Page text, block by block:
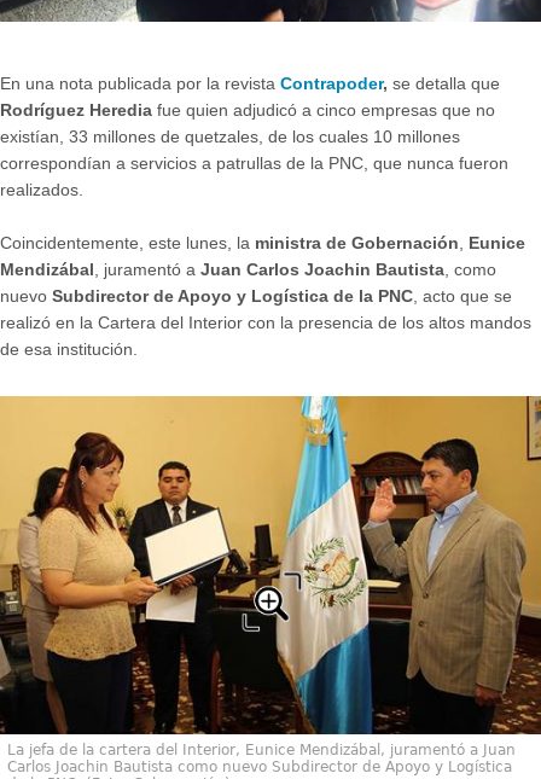
En una nota publicada por la revista Contrapoder, se detalla que
Rodríguez Heredia fue quien adjudicó a cinco empresas que no
existían, 33 millones de quetzales, de los cuales 10 millones
correspondían a servicios a patrullas de la PNC, que nunca fueron
realizados.
Coincidentemente, este lunes, la ministra de Gobernación
Eunice
Mendizábal , juramentó a Juan Carlos Joachin Bautista , como
nuevo Subdirector de Apoyo y Logística de la PNC , acto que se
realizó en la Cartera del Interior con la presencia de los altos mandos
de esa institución.
La jefa de la cartera del Interior, Eunice Mendizábal, juramentó a Juan
Carlos Joachin Bautista como nuevo Subdirector de Apoyo y Logística